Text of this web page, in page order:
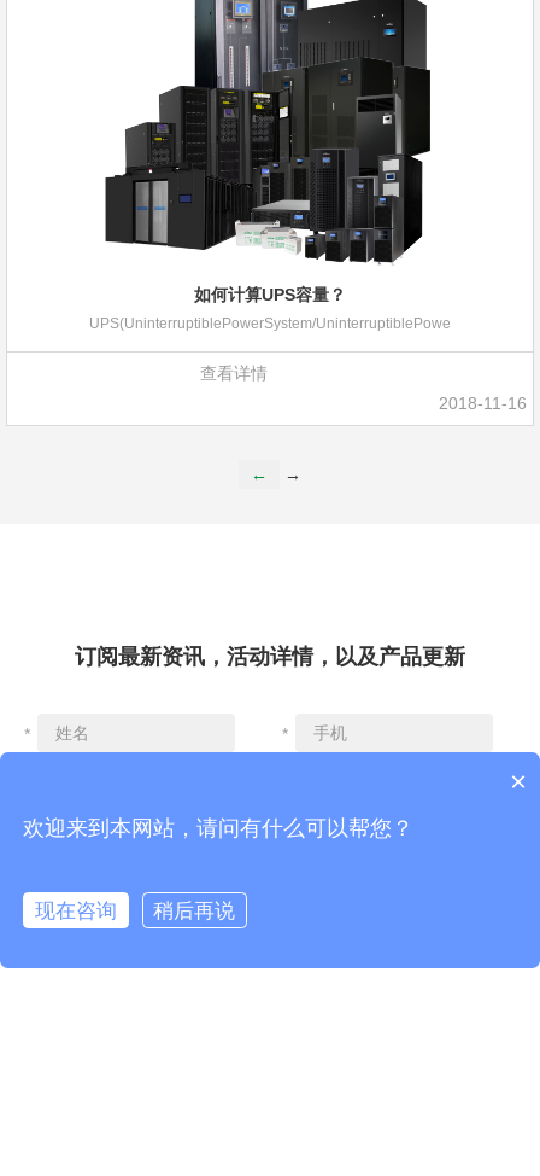
如何计算UPS容量？
UPS(UninterruptiblePowerSystem/UninterruptiblePowe
查看详情
2018-11-16
← →
订阅最新资讯，活动详情，以及产品更新
* *
×
欢迎来到本网站，请问有什么可以帮您？
现在咨询 稍后再说